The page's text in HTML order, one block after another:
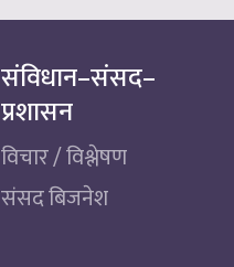
संविधान–संसद–
प्रशासन
विचार / विश्लेषण
संसद बिजनेश